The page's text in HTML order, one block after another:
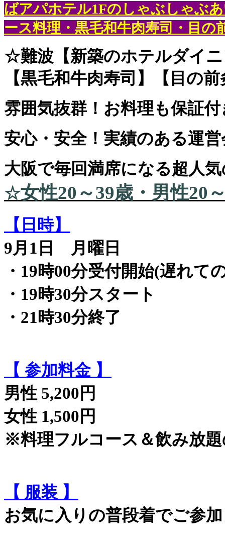
ばアパホテル1Fのしゃぶしゃぶ
ース料理・黒毛和牛肉寿司・目の
☆難波【新築のホテルダイ
【黒毛和牛肉寿司】【目の
雰囲気抜群！お料理も保証
安心・安全！実績のある運
大阪で毎回満席になる超人
☆女性20～39歳・男性20
【日時】
9月1日 月曜日
・19時00分受付開始(遅れて
・19時30分スタート
・21時30分終了
【 参加料金 】
男性 5,200円
女性 1,500円
※料理フルコース＆飲み放
【 服装 】
お気に入りの普段着でご参